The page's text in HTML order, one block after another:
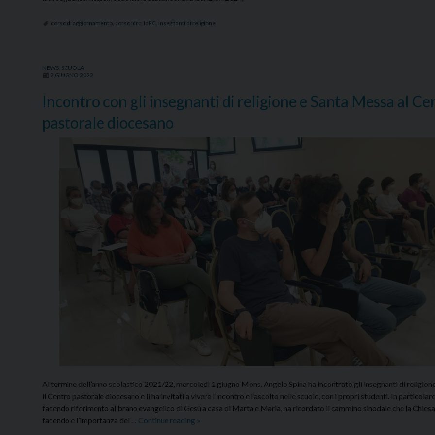
corso di aggiornamento corso idrc IdRC insegnanti di religione
NEWS SCUOLA
2 GIUGNO 2022
Incontro con gli insegnanti di religione e Santa Messa al
pastorale diocesano
Al termine dell’anno scolastico 2021/22, mercoledì 1 giugno Mons. Angelo Spina ha incontrato gli insegnanti di
il Centro pastorale diocesano e li ha invitati a vivere l’incontro e l’ascolto nelle scuole, con i propri studenti. In
facendo riferimento al brano evangelico di Gesù a casa di Marta e Maria, ha ricordato il cammino sinodale che la
facendo e l’importanza del … Continue reading Incontro
»